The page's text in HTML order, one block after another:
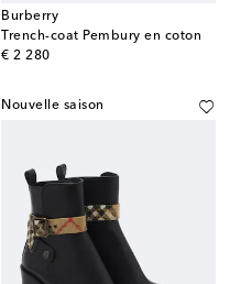
Burberry
Trench-coat Pembury en coton
€ 2 280
original price
Nouvelle saison